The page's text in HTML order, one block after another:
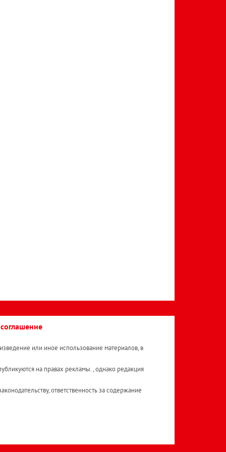
или иное использование материалов, в
на правах рекламы. , однако редакция
ответственность за содержание